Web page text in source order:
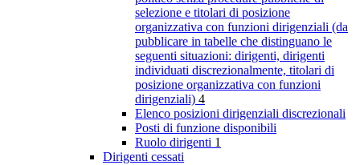
selezione e titolari di posizione
organizzativa con funzioni dirigenziali (da
pubblicare in tabelle che distinguano le
seguenti situazioni: dirigenti, dirigenti
individuati discrezionalmente, titolari di
posizione organizzativa con funzioni
dirigenziali) 4
Elenco posizioni dirigenziali discrezionali
Posti di funzione disponibili
Ruolo dirigenti 1
Dirigenti cessati